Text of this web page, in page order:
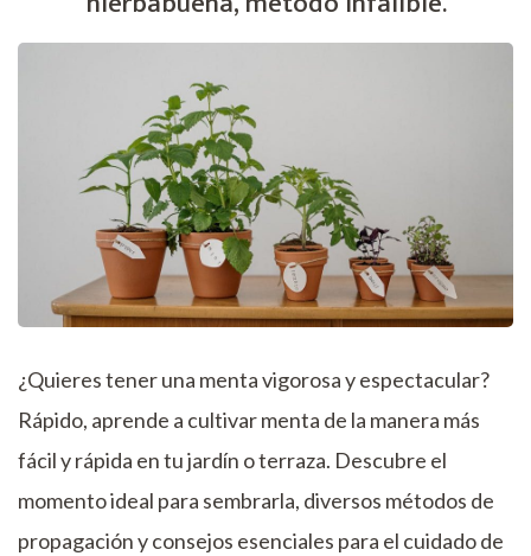
¿Quieres tener una menta vigorosa y espectacular?
Rápido, aprende a cultivar menta de la manera más
fácil y rápida en tu jardín o terraza. Descubre el
momento ideal para sembrarla, diversos métodos de
propagación y consejos esenciales para el cuidado de